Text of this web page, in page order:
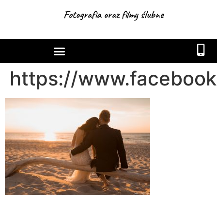
Fotografia oraz filmy ślubne
https://